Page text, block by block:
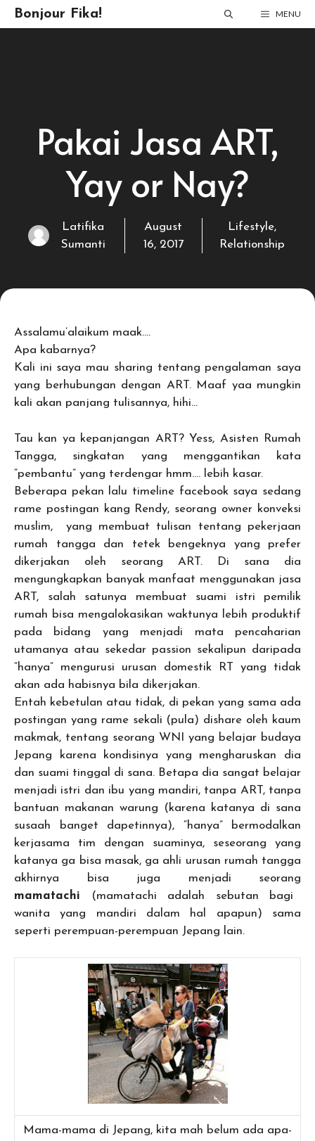
Skip
to
Bonjour Fika! MENU
Pakai Jasa ART,
Yay or Nay?
Latifika
Sumanti
August
16, 2017
Lifestyle,
Relationship
Assalamu’alaikum maak….
Apa kabarnya?
Kali ini saya mau sharing tentang pengalaman saya
yang berhubungan dengan ART. Maaf yaa mungkin
kali akan panjang tulisannya, hihi…
Tau kan ya kepanjangan ART? Yess, Asisten Rumah
Tangga, singkatan yang menggantikan kata
“pembantu” yang terdengar hmm…. lebih kasar.
Beberapa pekan lalu timeline facebook saya sedang
rame postingan kang Rendy, seorang owner konveksi
muslim, yang membuat tulisan tentang pekerjaan
rumah tangga dan tetek bengeknya yang prefer
dikerjakan oleh seorang ART. Di sana dia
mengungkapkan banyak manfaat menggunakan jasa
ART, salah satunya membuat suami istri pemilik
rumah bisa mengalokasikan waktunya lebih produktif
pada bidang yang menjadi mata pencaharian
utamanya atau sekedar passion sekalipun daripada
“hanya” mengurusi urusan domestik RT yang tidak
akan ada habisnya bila dikerjakan.
Entah kebetulan atau tidak, di pekan yang sama ada
postingan yang rame sekali (pula) dishare oleh kaum
makmak, tentang seorang WNI yang belajar budaya
Jepang karena kondisinya yang mengharuskan dia
dan suami tinggal di sana. Betapa dia sangat belajar
menjadi istri dan ibu yang mandiri, tanpa ART, tanpa
bantuan makanan warung (karena katanya di sana
susaah banget dapetinnya), “hanya” bermodalkan
kerjasama tim dengan suaminya, seseorang yang
katanya ga bisa masak, ga ahli urusan rumah tangga
akhirnya bisa juga menjadi seorang
mamatachi (mamatachi adalah sebutan bagi
wanita yang mandiri dalam hal apapun) sama
seperti perempuan-perempuan Jepang lain.
Mama-mama di Jepang, kita mah belum ada apa-